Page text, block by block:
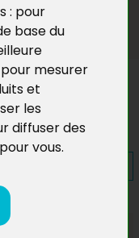
: pour
base du
pour mesurer
et
les
diffuser des
vous.